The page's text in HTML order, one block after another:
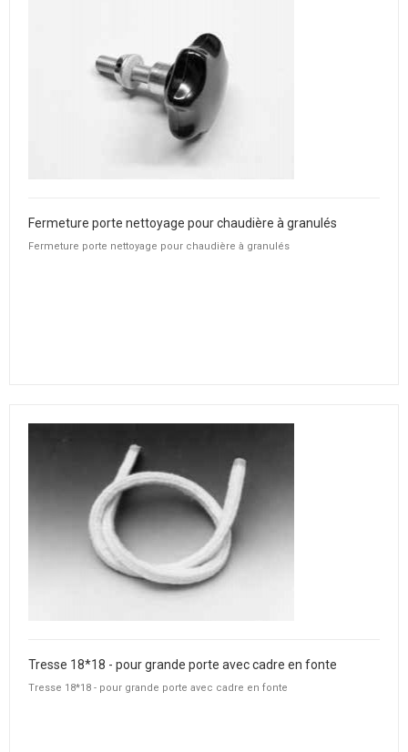
Fermeture porte nettoyage pour chaudière à granulés
Fermeture porte nettoyage pour chaudière à granulés
Tresse 18*18 - pour grande porte avec cadre en fonte
Tresse 18*18 - pour grande porte avec cadre en fonte